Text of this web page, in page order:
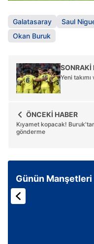
Galatasaray Saul
Okan Buruk
SONRAKİ
Yeni
ÖNCEKİ HABER
Kıyamet kopacak!
gönderme
Günün Manşetleri